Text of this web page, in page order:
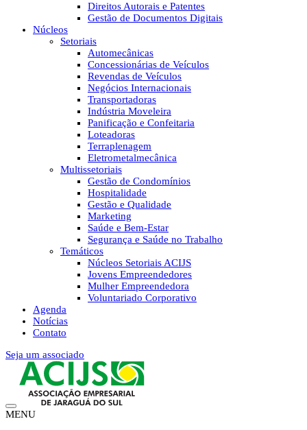
Direitos Autorais e Patentes
Gestão de Documentos Digitais
Núcleos
Setoriais
Automecânicas
Concessionárias de Veículos
Revendas de Veículos
Negócios Internacionais
Transportadoras
Indústria Moveleira
Panificação e Confeitaria
Loteadoras
Terraplenagem
Eletrometalmecânica
Multissetoriais
Gestão de Condomínios
Hospitalidade
Gestão e Qualidade
Marketing
Saúde e Bem-Estar
Segurança e Saúde no Trabalho
Temáticos
Núcleos Setoriais ACIJS
Jovens Empreendedores
Mulher Empreendedora
Voluntariado Corporativo
Agenda
Notícias
Contato
Seja um associado
MENU